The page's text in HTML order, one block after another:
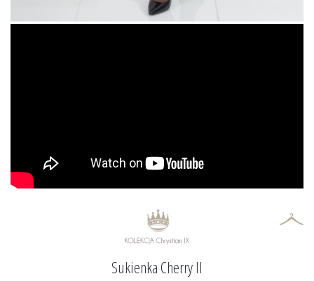
Sukienka Cherry II